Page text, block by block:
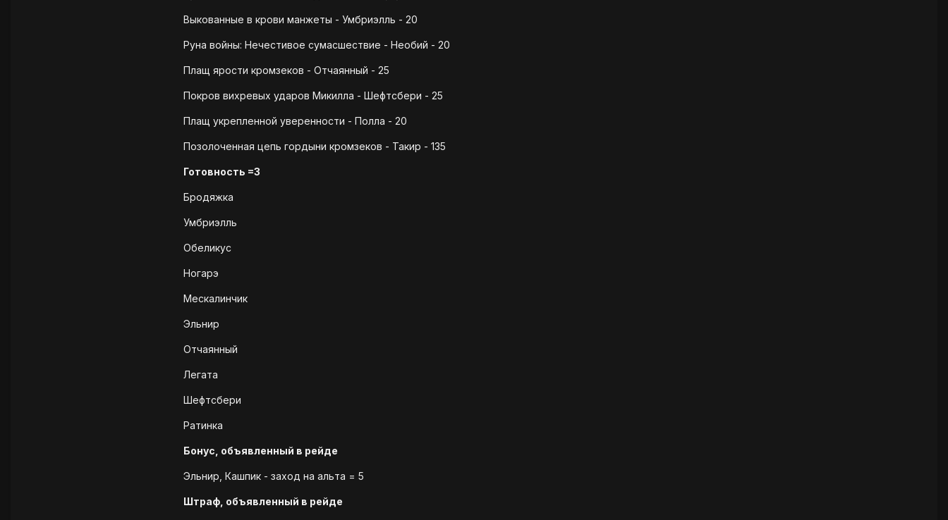
Выкованные в крови манжеты - Умбриэлль - 20
Руна войны: Нечестивое сумасшествие - Необий - 20
Плащ ярости кромзеков - Отчаянный - 25
Покров вихревых ударов Микилла - Шефтсбери - 25
Плащ укрепленной уверенности - Полла - 20
Позолоченная цепь гордыни кромзеков - Такир - 135
Готовность =3
Бродяжка
Умбриэлль
Обеликус
Ногарэ
Мескалинчик
Эльнир
Отчаянный
Легата
Шефтсбери
Ратинка
Бонус, объявленный в рейде
Эльнир, Кашпик - заход на альта = 5
Штраф, объявленный в рейде